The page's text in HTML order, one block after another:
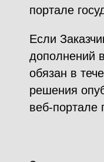
портале
Если
дополнений
обязан в
решения
веб-портале